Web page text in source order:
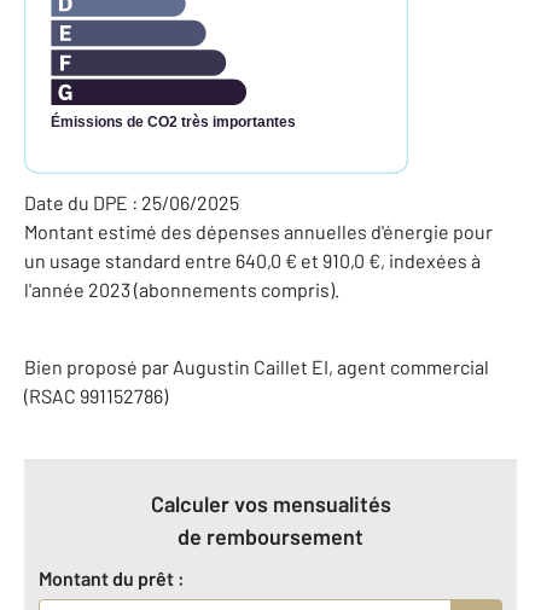
Émissions de CO2 très importantes
Date du DPE : 25/06/2025
Montant estimé des dépenses annuelles d'énergie pour
un usage standard entre 640,0 € et 910,0 €, indexées à
l'année 2023 (abonnements compris).
Bien proposé par Augustin Caillet EI, agent commercial
(RSAC 991152786)
Calculer vos mensualités
de remboursement
Montant du prêt :